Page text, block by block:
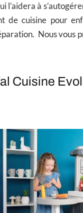
l’aidera à
de cuisine pour
Nous vous
Cuisine